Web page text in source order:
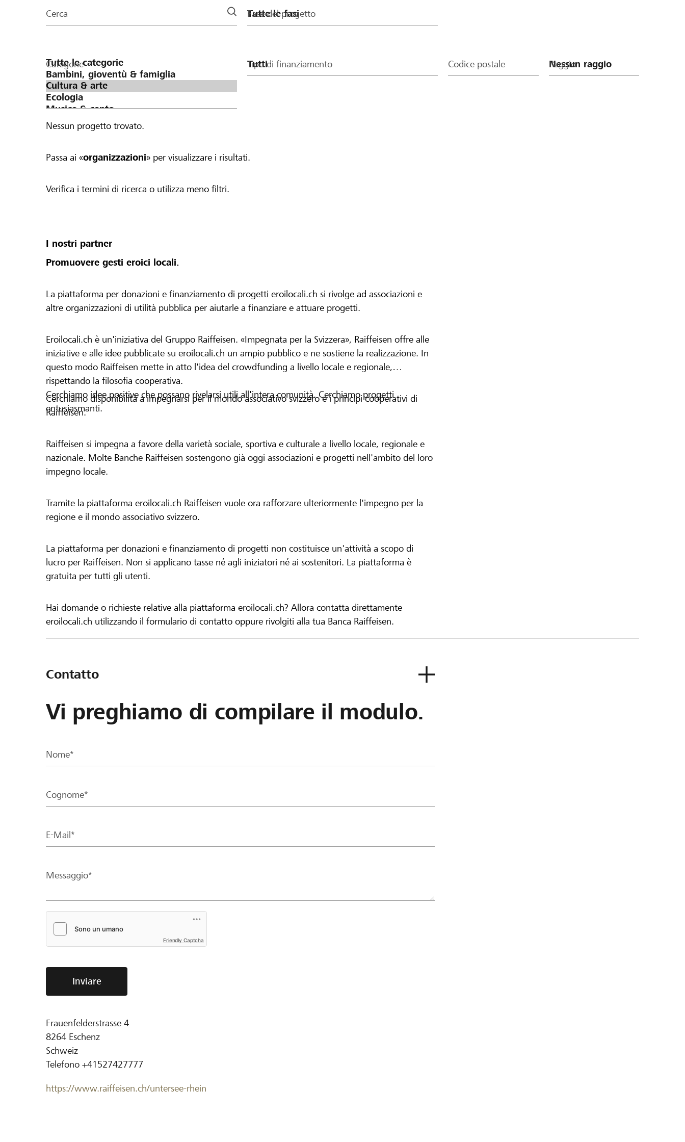
della
Cerca Fase del progetto
Categorie Tipo di finanziamento Codice postale Raggio
Nessun progetto trovato.
Passa ai «organizzazioni» per visualizzare i risultati.
Verifica i termini di ricerca o utilizza meno filtri.
I nostri partner
Promuovere gesti eroici locali.
La piattaforma per donazioni e finanziamento di progetti eroilocali.ch si rivolge ad associazioni e
altre organizzazioni di utilità pubblica per aiutarle a finanziare e attuare progetti.
Eroilocali.ch è un'iniziativa del Gruppo Raiffeisen. «Impegnata per la Svizzera», Raiffeisen offre alle
iniziative e alle idee pubblicate su eroilocali.ch un ampio pubblico e ne sostiene la realizzazione. In
questo modo Raiffeisen mette in atto l'idea del crowdfunding a livello locale e regionale,
rispettando la filosofia cooperativa.
Cerchiamo idee positive che possano rivelarsi utili all'intera comunità. Cerchiamo progetti
entusiasmanti.
Cerchiamo disponibilità a impegnarsi per il mondo associativo svizzero e i principi cooperativi di
Raiffeisen.
Raiffeisen si impegna a favore della varietà sociale, sportiva e culturale a livello locale, regionale e
nazionale. Molte Banche Raiffeisen sostengono già oggi associazioni e progetti nell'ambito del loro
impegno locale.
Tramite la piattaforma eroilocali.ch Raiffeisen vuole ora rafforzare ulteriormente l'impegno per la
regione e il mondo associativo svizzero.
La piattaforma per donazioni e finanziamento di progetti non costituisce un'attività a scopo di
lucro per Raiffeisen. Non si applicano tasse né agli iniziatori né ai sostenitori. La piattaforma è
gratuita per tutti gli utenti.
Hai domande o richieste relative alla piattaforma eroilocali.ch? Allora contatta direttamente
eroilocali.ch utilizzando il formulario di contatto oppure rivolgiti alla tua Banca Raiffeisen.
Contatto
Vi preghiamo di compilare il modulo.
Nome*
Cognome*
E-Mail*
Messaggio*
Friendly Captcha
Inviare
Frauenfelderstrasse 4
8264 Eschenz
Schweiz
Telefono +41527427777
https://www.raiffeisen.ch/untersee-rhein